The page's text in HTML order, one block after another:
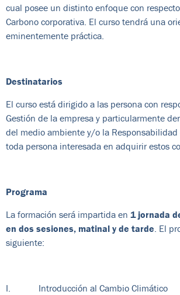
cual posee un distinto enfoque con
Carbono corporativa. El curso tendrá una
eminentemente práctica.
Destinatarios
El curso está dirigido a las persona con
Gestión de la empresa y particularmente
del medio ambiente y/o la Responsabilidad
toda persona interesada en adquirir estos
Programa
La formación será impartida en 1 jornada
en dos sesiones, matinal y de tarde. El
siguiente:
I. Introducción al Cambio Climático